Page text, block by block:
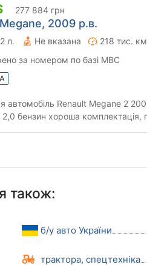
277 884 грн
2009 р.в.
л. Не вказана 218 тис. км
за номером по базі МВС
Renault Megane 2 2009 рік,
комплектація, панорама,
також:
б/у авто України
трактора, спецтехніка